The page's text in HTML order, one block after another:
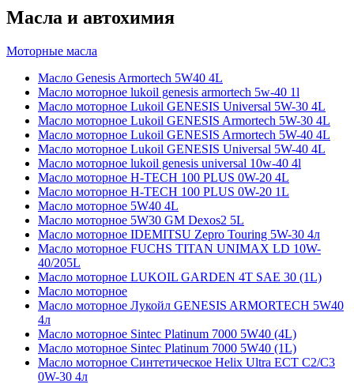
Масла и автохимия
Моторные масла
Масло Genesis Armortech 5W40 4L
Масло моторное lukoil genesis armortech 5w-40 1l
Масло моторное Lukoil GENESIS Universal 5W-30 4L
Масло моторное Lukoil GENESIS Armortech 5W-30 4L
Масло моторное Lukoil GENESIS Armortech 5W-40 4L
Масло моторное Lukoil GENESIS Universal 5W-40 4L
Масло моторное lukoil genesis universal 10w-40 4l
Масло моторное H-TECH 100 PLUS 0W-20 4L
Масло моторное H-TECH 100 PLUS 0W-20 1L
Масло моторное 5W40 4L
Масло моторное 5W30 GM Dexos2 5L
Масло моторное IDEMITSU Zepro Touring 5W-30 4л
Масло моторное FUCHS TITAN UNIMAX LD 10W-
40/205L
Масло моторное LUKOIL GARDEN 4Т SAE 30 (1L)
Масло моторное
Масло моторное Лукойл GENESIS ARMORTECH 5W40
4л
Масло моторное Sintec Platinum 7000 5W40 (4L)
Масло моторное Sintec Platinum 7000 5W40 (1L)
Масло моторное Синтетическое Helix Ultra ECT C2/C3
0W-30 4л